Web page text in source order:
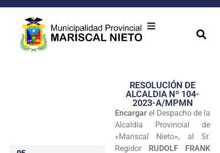
Transparencia
Seguridad
Programas
RESOLUClÓN DE
ALCALDIA Nº 104-
2023-A/MPMN
Encargar el Despacho de la
Alcaldia Provincial de
«Mariscal Nieto», al Sr.
Regidor RUDOLF FRANK